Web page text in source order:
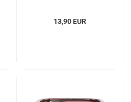
13,90 EUR